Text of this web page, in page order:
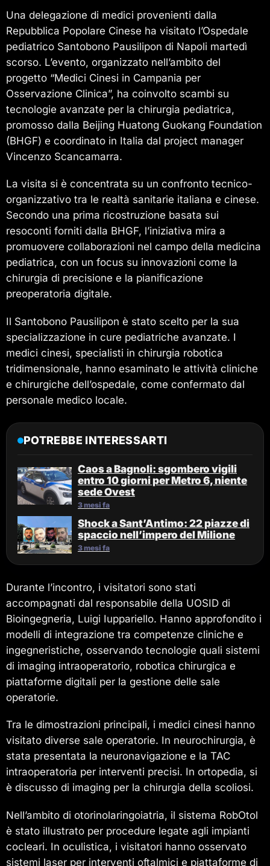
Una delegazione di medici provenienti dalla
Repubblica Popolare Cinese ha visitato l’Ospedale
pediatrico Santobono Pausilipon di Napoli martedì
scorso. L’evento, organizzato nell’ambito del
progetto “Medici Cinesi in Campania per
Osservazione Clinica”, ha coinvolto scambi su
tecnologie avanzate per la chirurgia pediatrica,
promosso dalla Beijing Huatong Guokang Foundation
(BHGF) e coordinato in Italia dal project manager
Vincenzo Scancamarra.
La visita si è concentrata su un confronto tecnico-
organizzativo tra le realtà sanitarie italiana e cinese.
Secondo una prima ricostruzione basata sui
resoconti forniti dalla BHGF, l’iniziativa mira a
promuovere collaborazioni nel campo della medicina
pediatrica, con un focus su innovazioni come la
chirurgia di precisione e la pianificazione
preoperatoria digitale.
Il Santobono Pausilipon è stato scelto per la sua
specializzazione in cure pediatriche avanzate. I
medici cinesi, specialisti in chirurgia robotica
tridimensionale, hanno esaminato le attività cliniche
e chirurgiche dell’ospedale, come confermato dal
personale medico locale.
POTREBBE INTERESSARTI
Caos a Bagnoli: sgombero vigili
entro 10 giorni per Metro 6, niente
sede Ovest
3 mesi fa
Shock a Sant’Antimo: 22 piazze di
spaccio nell’impero del Milione
3 mesi fa
Durante l’incontro, i visitatori sono stati
accompagnati dal responsabile della UOSID di
Bioingegneria, Luigi Iuppariello. Hanno approfondito i
modelli di integrazione tra competenze cliniche e
ingegneristiche, osservando tecnologie quali sistemi
di imaging intraoperatorio, robotica chirurgica e
piattaforme digitali per la gestione delle sale
operatorie.
Tra le dimostrazioni principali, i medici cinesi hanno
visitato diverse sale operatorie. In neurochirurgia, è
stata presentata la neuronavigazione e la TAC
intraoperatoria per interventi precisi. In ortopedia, si
è discusso di imaging per la chirurgia della scoliosi.
Nell’ambito di otorinolaringoiatria, il sistema RobOtol
è stato illustrato per procedure legate agli impianti
cocleari. In oculistica, i visitatori hanno osservato
sistemi laser per interventi oftalmici e piattaforme di